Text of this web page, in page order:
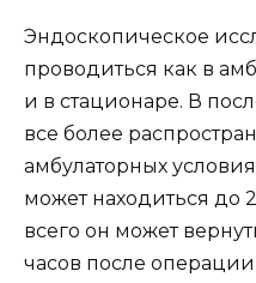
Эндоскопическое
проводиться как в
и в стационаре. В
все более
амбулаторных
может находиться до
всего он может
часов после операции.